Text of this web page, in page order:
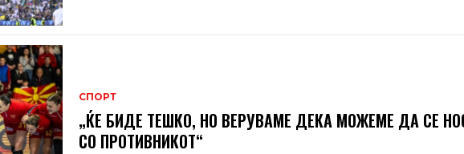
СПОРТ
„ЌЕ БИДЕ ТЕШКО, НО ВЕРУВАМЕ ДЕКА МОЖЕМЕ ДA СЕ
СО ПРОТИВНИКОТ“